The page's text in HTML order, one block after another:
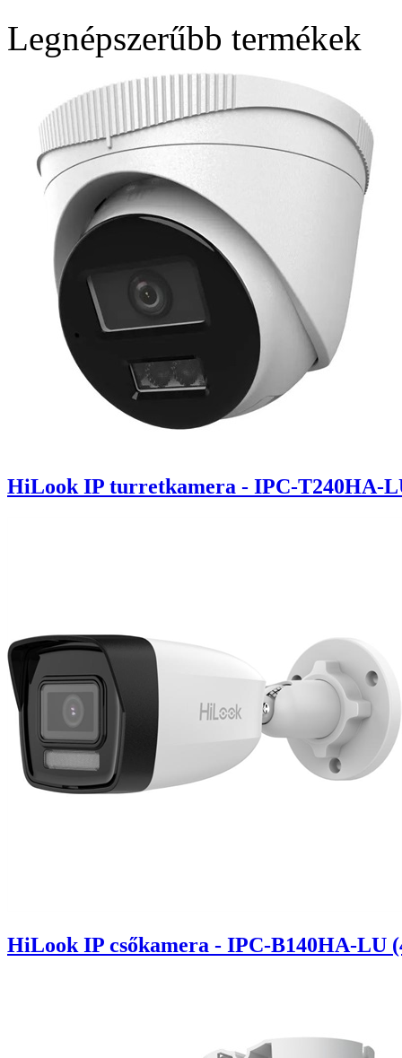
Legnépszerűbb termékek
HiLook IP turretkamera - IPC-T240HA-
HiLook IP csőkamera - IPC-B140HA-LU